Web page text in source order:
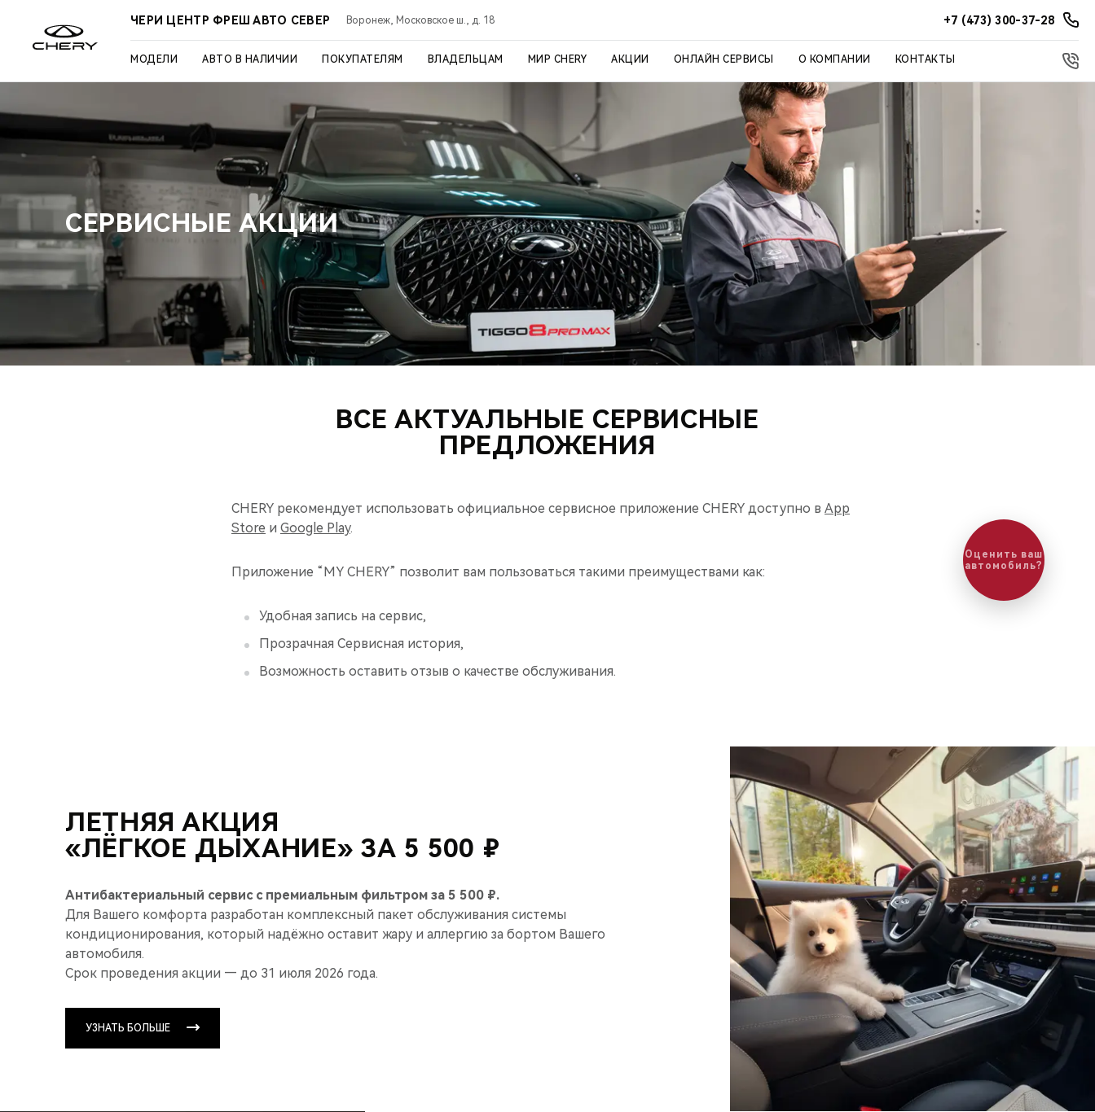
ЧЕРИ ЦЕНТР ФРЕШ АВТО СЕВЕР Воронеж, Московское ш., д. 18 +7 (473) 300-37-28
МОДЕЛИ АВТО В НАЛИЧИИ ПОКУПАТЕЛЯМ ВЛАДЕЛЬЦАМ МИР CHERY АКЦИИ ОНЛАЙН СЕРВИСЫ О КОМПАНИИ КОНТАКТЫ
СЕРВИСНЫЕ АКЦИИ
ВСЕ АКТУАЛЬНЫЕ СЕРВИСНЫЕ
ПРЕДЛОЖЕНИЯ
CHERY рекомендует использовать официальное сервисное приложение CHERY доступно в App
Store и Google Play.
Приложение “MY CHERY” позволит вам пользоваться такими преимуществами как:
Удобная запись на сервис,
Прозрачная Сервисная история,
Возможность оставить отзыв о качестве обслуживания.
ЛЕТНЯЯ АКЦИЯ
«ЛЁГКОЕ ДЫХАНИЕ» ЗА 5 500 ₽
Антибактериальный сервис с премиальным фильтром за 5 500 ₽.
Для Вашего комфорта разработан комплексный пакет обслуживания системы
кондиционирования, который надёжно оставит жару и аллергию за бортом Вашего
автомобиля.
Срок проведения акции — до 31 июля 2026 года.
УЗНАТЬ БОЛЬШЕ
Оценить ваш
автомобиль?